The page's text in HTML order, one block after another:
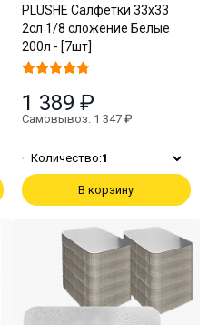
PLUSHE Салфетки 33х33
2сл 1/8 сложение Белые
200л - [7шт]
1 389 ₽
Самовывоз: 1 347 ₽
Количество:1
В корзину